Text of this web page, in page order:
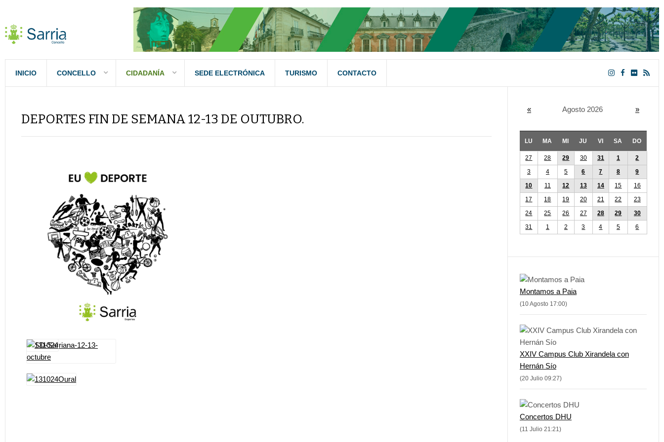
INICIO CONCELLO CIDADANÍA SEDE ELECTRÓNICA TURISMO CONTACTO
DEPORTES FIN DE SEMANA 12-13 DE OUTUBRO.
« Agosto 2026 »
LU MA MI JU VI SA DO
27 28 29 30 31 1
2
3
4 5 6 7 8
9
10
11 12 13 14 15
16
17
18 19 20 21 22
23
24
25 26 27 28 29
30
31
1 2 3 4 5 6
Montamos a Paia
(10 Agosto 17:00)
XXIV Campus Club Xirandela con
Hernán Sío
(20 Julio 09:27)
Concertos DHU
(11 Julio 21:21)